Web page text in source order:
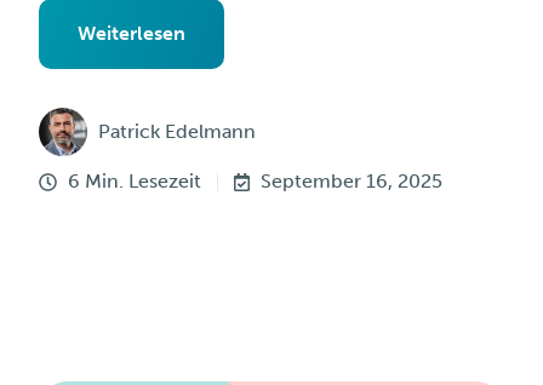
Weiterlesen
Patrick Edelmann
6 Min. Lesezeit September 16, 2025